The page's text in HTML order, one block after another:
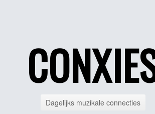
Dagelijks muzikale connecties